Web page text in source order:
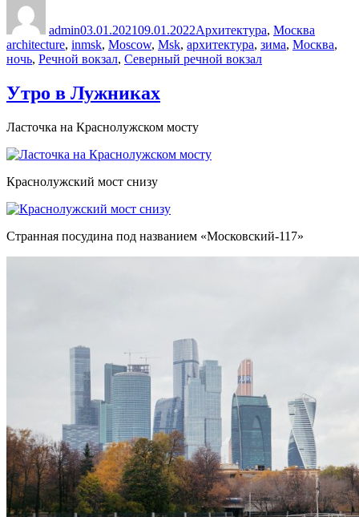
admin03.01.202109.01.2022Архитектура, Москва
architecture, inmsk, Moscow, Msk, архитектура, зима, Москва,
ночь, Речной вокзал, Северный речной вокзал
Утро в Лужниках
Ласточка на Краснолужском мосту
Краснолужский мост снизу
Странная посудина под названием «Московский-117»